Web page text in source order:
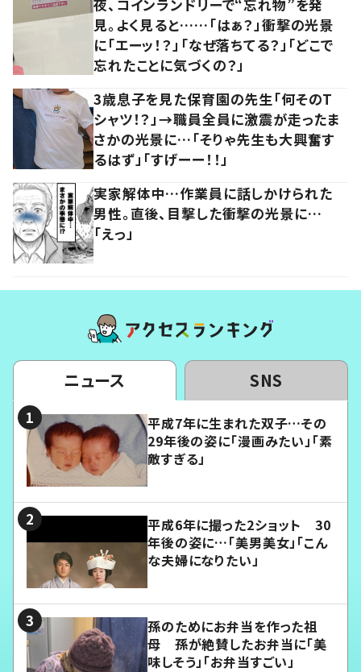
夜、コインランドリーで“忘れ物”を発
見。よく見ると……「はぁ？」衝撃の光景
に「エーッ！？」「なぜ落ちてる？」「どこで
忘れたことに気づくの？」
3歳息子を見た保育園の先生「何そのT
シャツ！？」→職員全員に激震が走ったま
さかの光景に…「そりゃ先生も大興奮す
るはず」「すげーー！！」
実家解体中…作業員に話しかけられた
男性。直後、目撃した衝撃の光景に…
「えっ」
ニュース SNS
平成7年に生まれた双子…その
29年後の姿に「漫画みたい」「素
敵すぎる」
平成6年に撮った2ショット 30
年後の姿に…「美男美女」「こん
な夫婦になりたい」
孫のためにお弁当を作った祖
母 孫が絶賛したお弁当に「美
味しそう」「お弁当すごい」